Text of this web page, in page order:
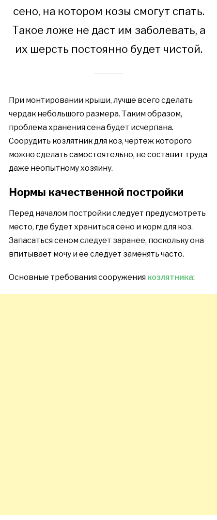
сено, на котором козы смогут спать.
Такое ложе не даст им заболевать, а
их шерсть постоянно будет чистой.
При монтировании крыши, лучше всего сделать
чердак небольшого размера. Таким образом,
проблема хранения сена будет исчерпана.
Соорудить козлятник для коз, чертеж которого
можно сделать самостоятельно, не составит труда
даже неопытному хозяину.
Нормы качественной постройки
Перед началом постройки следует предусмотреть
место, где будет храниться сено и корм для коз.
Запасаться сеном следует заранее, поскольку она
впитывает мочу и ее следует заменять часто.
Основные требования сооружения козлятника: